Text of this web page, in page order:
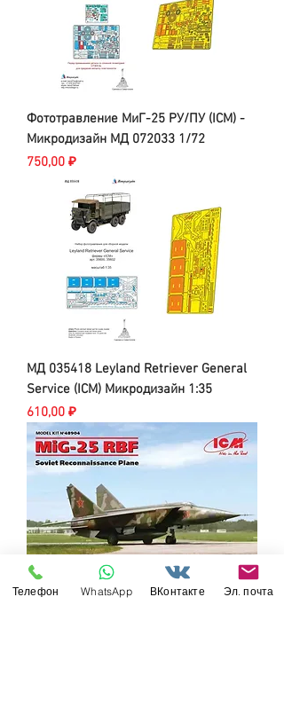
Фототравление МиГ-25 РУ/ПУ (ICM) -
Микродизайн МД 072033 1/72
Цена
750,00 ₽
МД 035418 Leyland Retriever General
Service (ICM) Микродизайн 1:35
Цена
610,00 ₽
Телефон WhatsApp ВКонтакте Эл. почта